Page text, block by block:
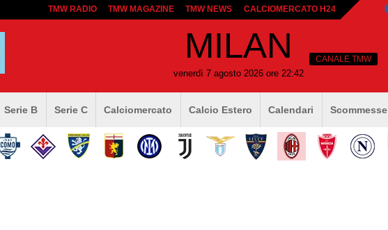
TMW RADIO TMW MAGAZINE TMW NEWS CALCIOMERCATO H24
MILAN
venerdì 7 agosto 2026 ore 22:42
CANALE TMW
Serie B Serie C Calciomercato Calcio Estero Calendari Scommesse